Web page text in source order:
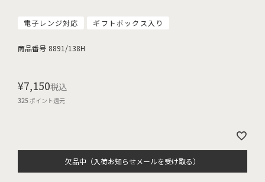
電子レンジ対応 ギフトボックス入り
商品番号 8891/138H
¥7,150税込
325ポイント還元
欠品中（入荷お知らせメールを受け取る）